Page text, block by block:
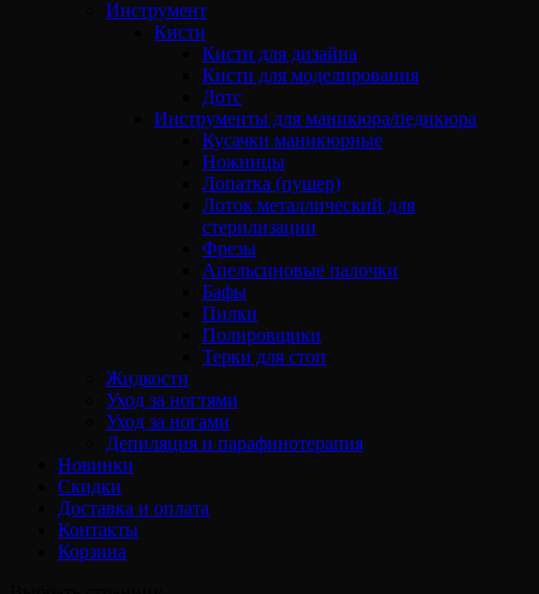
Инструмент
Кисти
Кисти для дизайна
Кисти для моделирования
Дотс
Инструменты для маникюра/педикюра
Кусачки маникюрные
Ножницы
Лопатка (пушер)
Лоток металлический для
стерилизации
Фрезы
Апельсиновые палочки
Бафы
Пилки
Полировщики
Терки для стоп
Жидкости
Уход за ногтями
Уход за ногами
Депиляция и парафинотерапия
Новинки
Скидки
Доставка и оплата
Контакты
Корзина